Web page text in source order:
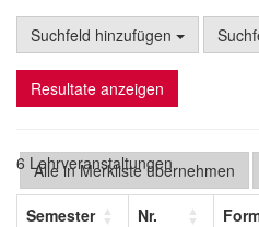
Suchfeld hinzufügen
Resultate anzeigen
Alle in Merkliste übernehmen
6 Lehrveranstaltungen
Semester Nr.